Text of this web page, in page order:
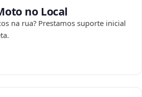
no Local
na rua? Prestamos suporte inicial